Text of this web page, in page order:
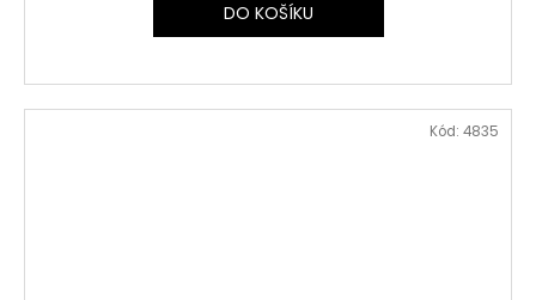
DO KOŠÍKU
Kód: 4835